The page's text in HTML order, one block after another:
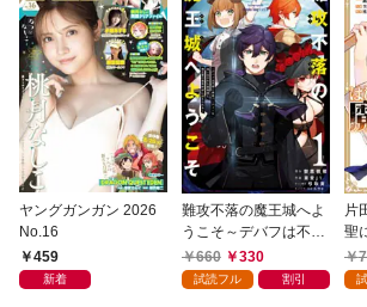
ヤングガンガン 2026
No.16
459
新着
難攻不落の魔王城へよ
うこそ～デバフは不要
と勇者パーティーを追
い出された黒魔導士、
660 330
試読フル 割引
片
聖
り